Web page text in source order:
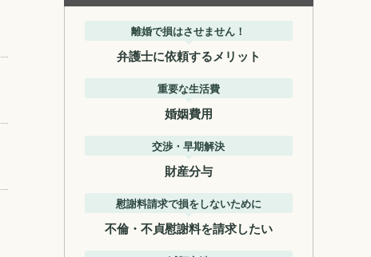
離婚で損はさせません！
弁護士に依頼するメリット
重要な生活費
婚姻費用
交渉・早期解決
財産分与
慰謝料請求で損をしないために
不倫・不貞慰謝料を請求したい